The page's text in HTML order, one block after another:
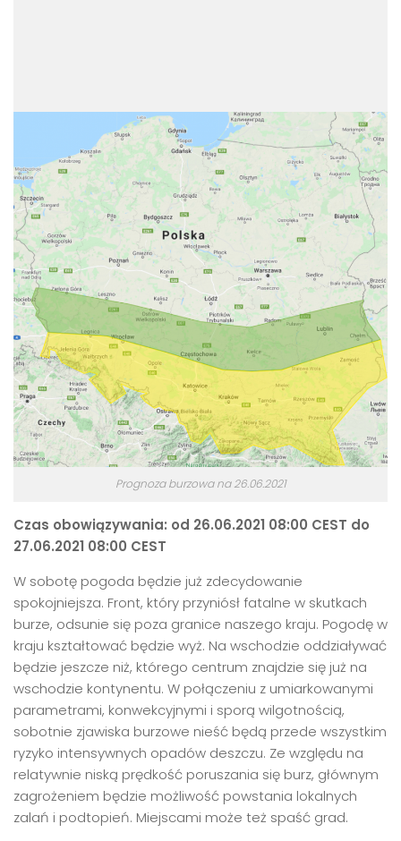
Prognoza burzowa na 26.06.2021
Czas obowiązywania: od 26.06.2021 08:00 CEST do
27.06.2021 08:00 CEST
W sobotę pogoda będzie już zdecydowanie
spokojniejsza. Front, który przyniósł fatalne w skutkach
burze, odsunie się poza granice naszego kraju. Pogodę w
kraju kształtować będzie wyż. Na wschodzie oddziaływać
będzie jeszcze niż, którego centrum znajdzie się już na
wschodzie kontynentu. W połączeniu z umiarkowanymi
parametrami, konwekcyjnymi i sporą wilgotnością,
sobotnie zjawiska burzowe nieść będą przede wszystkim
ryzyko intensywnych opadów deszczu. Ze względu na
relatywnie niską prędkość poruszania się burz, głównym
zagrożeniem będzie możliwość powstania lokalnych
zalań i podtopień. Miejscami może też spaść grad.